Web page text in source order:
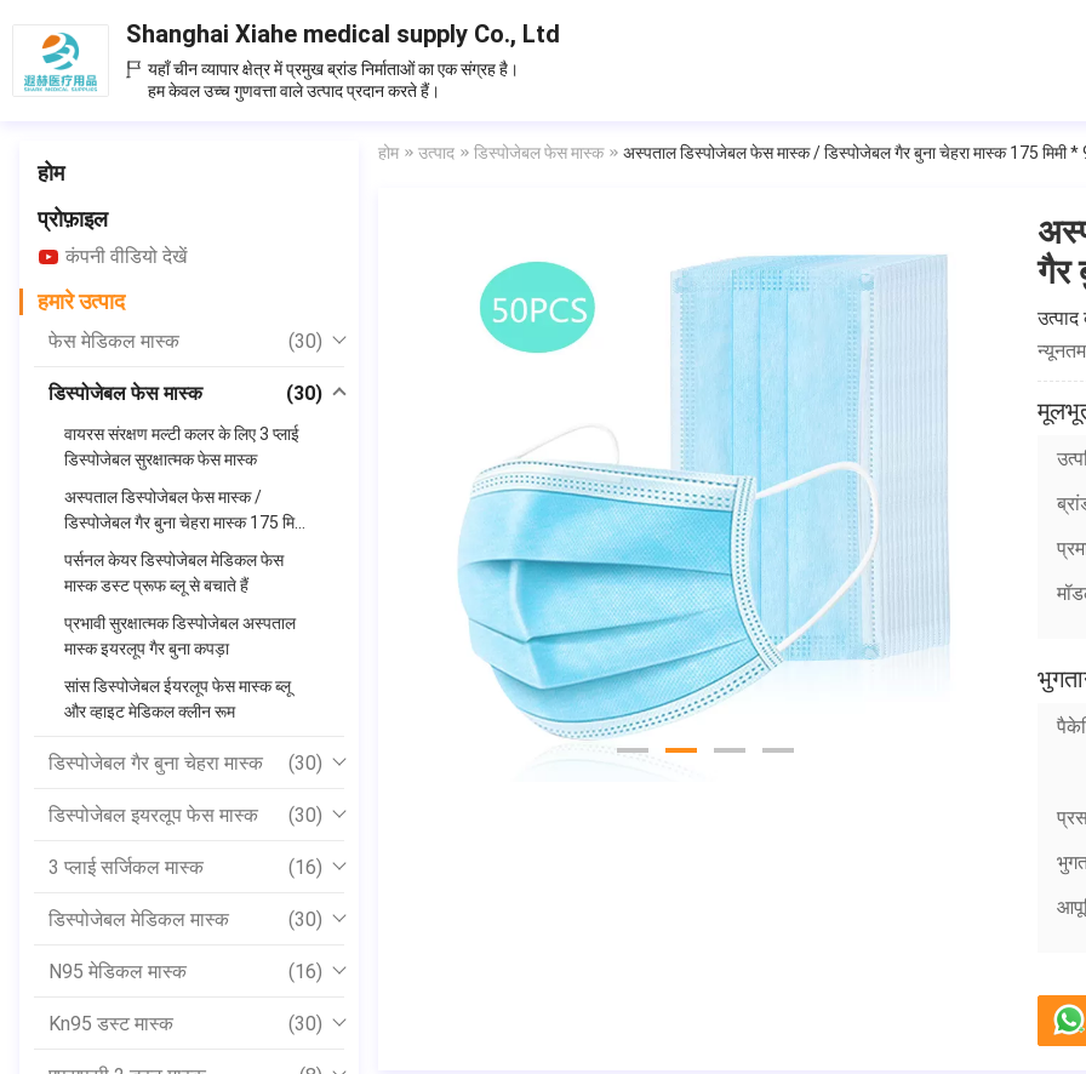
Shanghai Xiahe medical supply Co., Ltd
यहाँ चीन व्यापार क्षेत्र में प्रमुख ब्रांड निर्माताओं का एक संग्रह है।
हम केवल उच्च गुणवत्ता वाले उत्पाद प्रदान करते हैं।
होम
प्रोफ़ाइल
कंपनी वीडियो देखें
हमारे उत्पाद
फेस मेडिकल मास्क (30)
डिस्पोजेबल फेस मास्क (30)
वायरस संरक्षण मल्टी कलर के लिए 3 प्लाई
डिस्पोजेबल सुरक्षात्मक फेस मास्क
अस्पताल डिस्पोजेबल फेस मास्क /
डिस्पोजेबल गैर बुना चेहरा मास्क 175 मिमी
* 95 मिमी
पर्सनल केयर डिस्पोजेबल मेडिकल फेस
मास्क डस्ट प्रूफ ब्लू से बचाते हैं
प्रभावी सुरक्षात्मक डिस्पोजेबल अस्पताल
मास्क इयरलूप गैर बुना कपड़ा
सांस डिस्पोजेबल ईयरलूप फेस मास्क ब्लू
और व्हाइट मेडिकल क्लीन रूम
डिस्पोजेबल गैर बुना चेहरा मास्क (30)
डिस्पोजेबल इयरलूप फेस मास्क (30)
3 प्लाई सर्जिकल मास्क (16)
डिस्पोजेबल मेडिकल मास्क (30)
N95 मेडिकल मास्क (16)
Kn95 डस्ट मास्क (30)
होम उत्पाद डिस्पोजेबल फेस मास्क अस्पताल डिस्पोजेबल फेस मास्क / डिस्पोजेबल गैर बुना चेहरा मास्क 175 मिमी *
गैर